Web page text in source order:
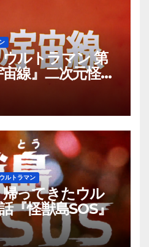
ウルトラマン 第
線』二次元怪獣
！
ルトラマン
ってきたウル
『怪獣島SOS』